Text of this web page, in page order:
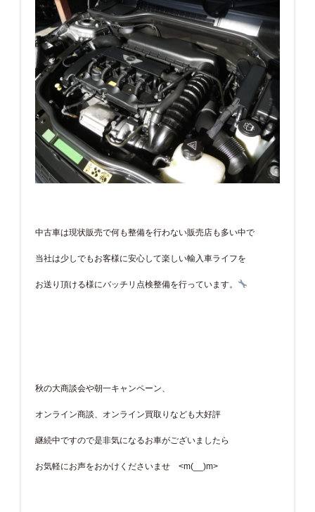
中古車は現状販売で何も整備を行わない販売店も多い中で
当社は少しでもお客様に安心して楽しい輸入車ライフを
お送り頂ける様にバッチリ点検整備を行っています。
秋の大商談会や朝一キャンペーン、
オンライン商談、オンライン買取りなども大好評
継続中ですので是非気になるお車がございましたら
お気軽にお声をおかけくださいませ <m(__)m>